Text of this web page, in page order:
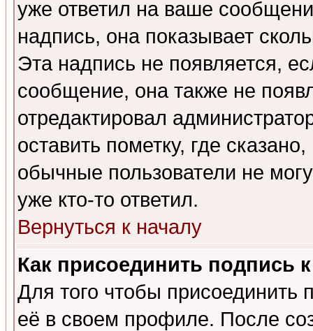
уже ответил на ваше
надпись, она показывает
Эта надпись не появляется,
сообщение, она также не
отредактировал
оставить пометку, где
обычные пользователи не
уже кто-то ответил.
Вернуться к началу
Как присоединить подпись
Для того чтобы присоединить
её в своем профиле. После